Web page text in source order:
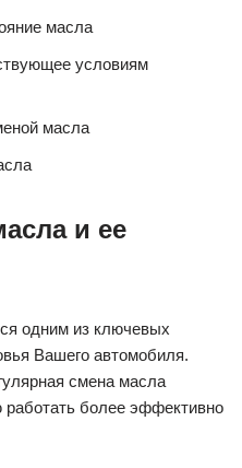
масла
условиям
масла
и ее
одним из ключевых
Вашего автомобиля.
смена масла
более эффективно